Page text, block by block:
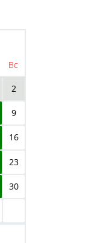
Вс
2
9
16
23
30